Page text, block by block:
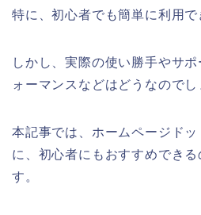
特に、初心者でも簡単に利用で
しかし、実際の使い勝手やサ
ォーマンスなどはどうなのでし
本記事では、ホームページド
に、初心者にもおすすめでき
す。